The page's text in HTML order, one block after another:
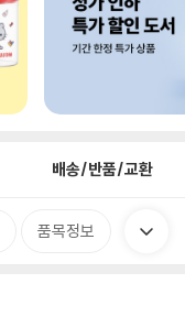
배송/반품/교환
품목정보